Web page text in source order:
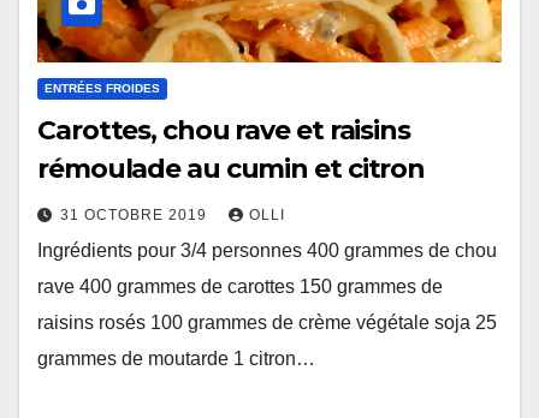
ENTRÉES FROIDES
Carottes, chou rave et raisins
rémoulade au cumin et citron
31 OCTOBRE 2019 OLLI
Ingrédients pour 3/4 personnes 400 grammes de chou
rave 400 grammes de carottes 150 grammes de
raisins rosés 100 grammes de crème végétale soja 25
grammes de moutarde 1 citron…